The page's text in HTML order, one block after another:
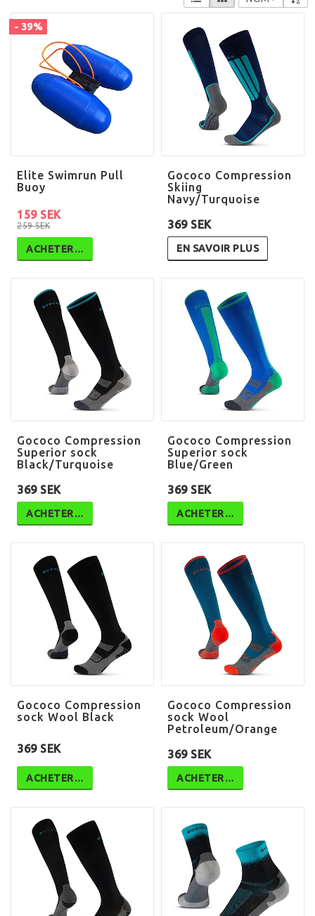
- 39%
Elite Swimrun Pull
Buoy
259 SEK
159 SEK
ACHETER…
Gococo Compression
Skiing
Navy/Turquoise
369 SEK
EN SAVOIR PLUS
Gococo Compression
Superior sock
Black/Turquoise
369 SEK
ACHETER…
Gococo Compression
Superior sock
Blue/Green
369 SEK
ACHETER…
Gococo Compression
sock Wool Black
369 SEK
ACHETER…
Gococo Compression
sock Wool
Petroleum/Orange
369 SEK
ACHETER…